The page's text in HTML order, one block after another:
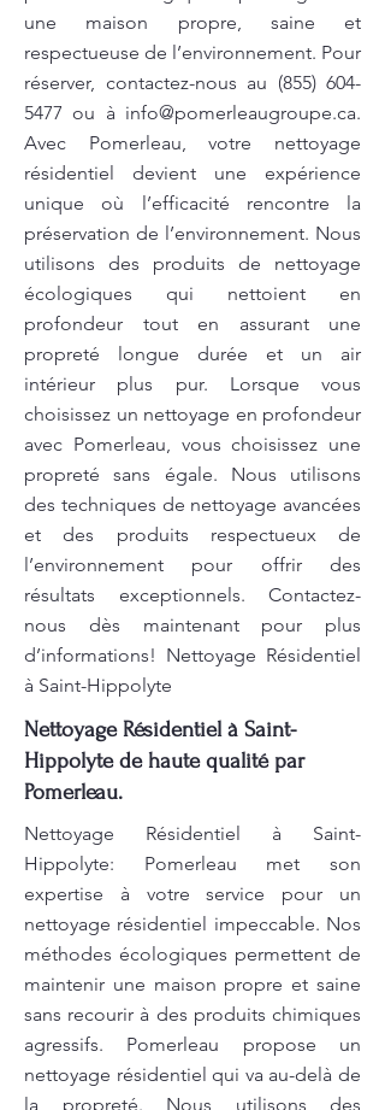
une maison propre, saine et
respectueuse de l’environnement. Pour
réserver, contactez-nous au (855) 604-
5477 ou à info@pomerleaugroupe.ca.
Avec Pomerleau, votre nettoyage
résidentiel devient une expérience
unique où l’efficacité rencontre la
préservation de l’environnement. Nous
utilisons des produits de nettoyage
écologiques qui nettoient en
profondeur tout en assurant une
propreté longue durée et un air
intérieur plus pur. Lorsque vous
choisissez un nettoyage en profondeur
avec Pomerleau, vous choisissez une
propreté sans égale. Nous utilisons
des techniques de nettoyage avancées
et des produits respectueux de
l’environnement pour offrir des
résultats exceptionnels. Contactez-
nous dès maintenant pour plus
d’informations! Nettoyage Résidentiel
à Saint-Hippolyte
Nettoyage Résidentiel à Saint-
Hippolyte de haute qualité par
Pomerleau.
Nettoyage Résidentiel à Saint-
Hippolyte: Pomerleau met son
expertise à votre service pour un
nettoyage résidentiel impeccable. Nos
méthodes écologiques permettent de
maintenir une maison propre et saine
sans recourir à des produits chimiques
agressifs. Pomerleau propose un
nettoyage résidentiel qui va au-delà de
la propreté. Nous utilisons des